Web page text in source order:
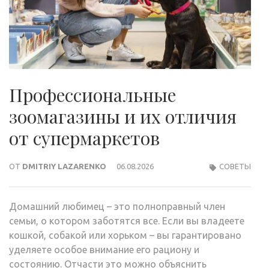
Профессиональные
зоомагазины и их отличия
от супермаркетов
ОТ DMITRIY LAZARENKO 06.08.2026 СОВЕТЫ
Домашний любимец – это полноправный член
семьи, о котором заботятся все. Если вы владеете
кошкой, собакой или хорьком – вы гарантировано
уделяете особое внимание его рациону и
состоянию. Отчасти это можно объяснить